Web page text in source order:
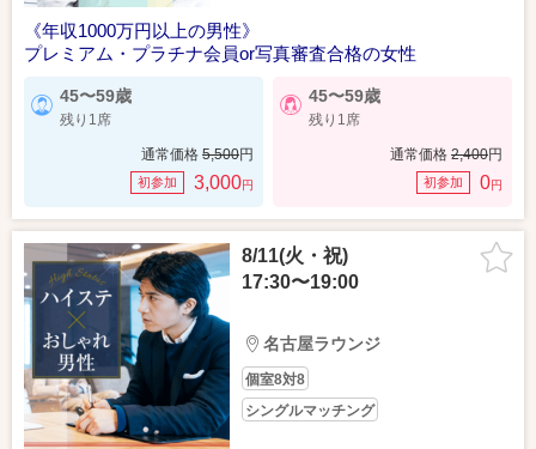
《年収1000万円以上の男性》
プレミアム・プラチナ会員or写真審査合格の女性
45〜59歳
残り1席
通常価格 5,500円
初参加 3,000円
45〜59歳
残り1席
通常価格 2,400円
初参加 0円
8/11(火・祝)
17:30〜19:00
名古屋ラウンジ
個室8対8
シングルマッチング